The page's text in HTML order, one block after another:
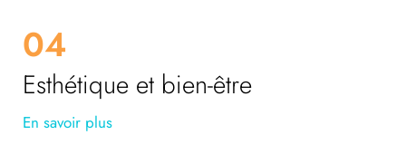
04
Esthétique et bien-être
En savoir plus